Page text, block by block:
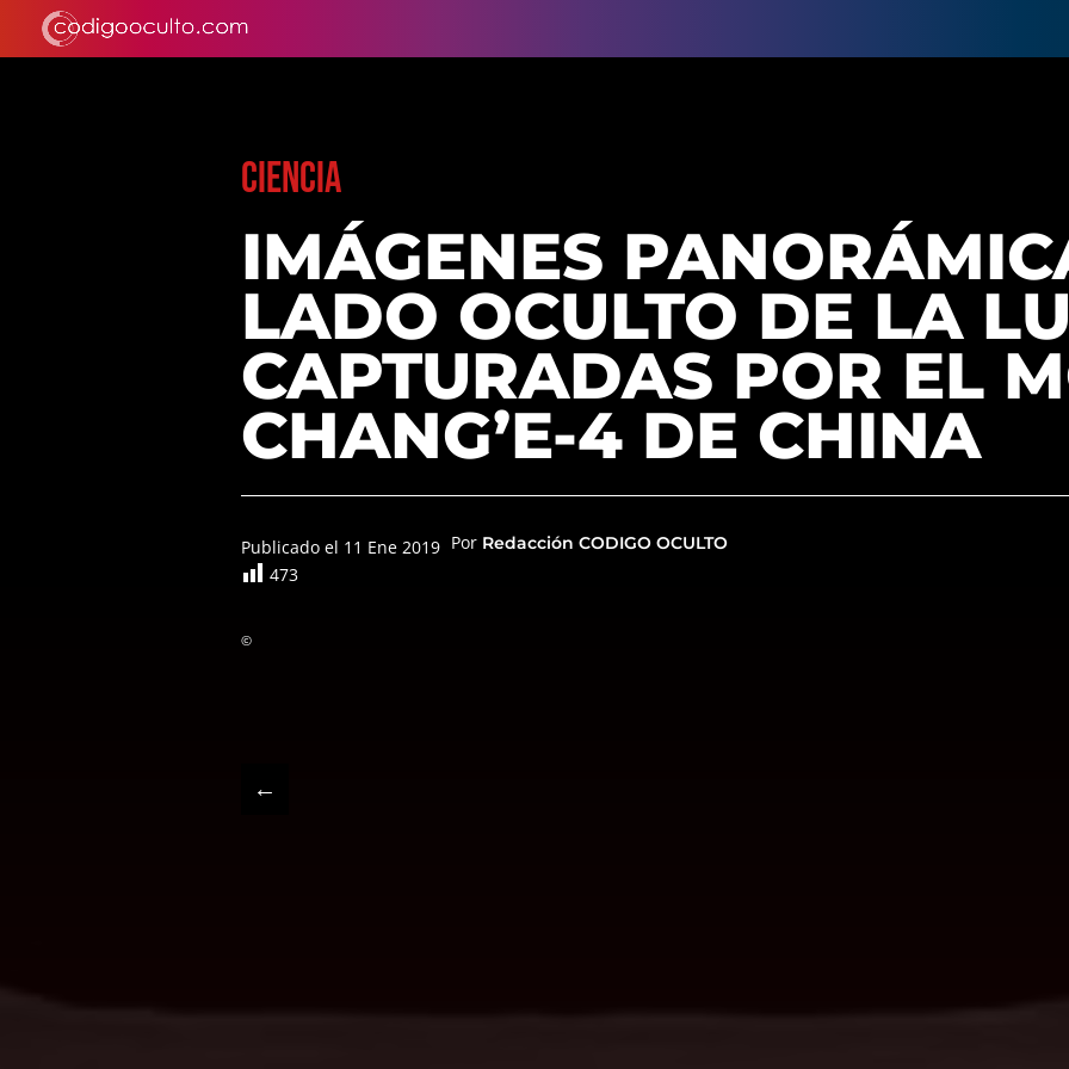
CIENCIA
IMÁGENES
LADO OCULTO DE LA
CAPTURADAS POR EL
CHANG’E-4 DE CHINA
Publicado el 11 Ene 2019 Por Redacción CODIGO OCULTO
473
©
←